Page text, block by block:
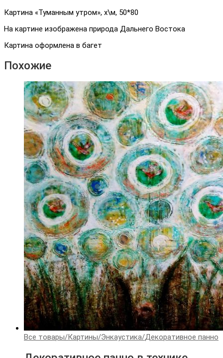
Картина «Туманным утром», х\м, 50*80
На картине изображена природа Дальнего Востока
Картина оформлена в багет
Похожие
Все товары/Картины/Энкаустика/Декоративное панно